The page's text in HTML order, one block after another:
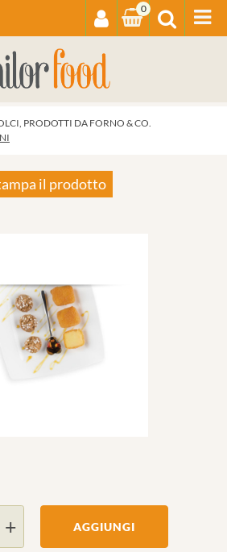
0
PRODOTTI DA FORNO & CO.
il prodotto
AGGIUNGI